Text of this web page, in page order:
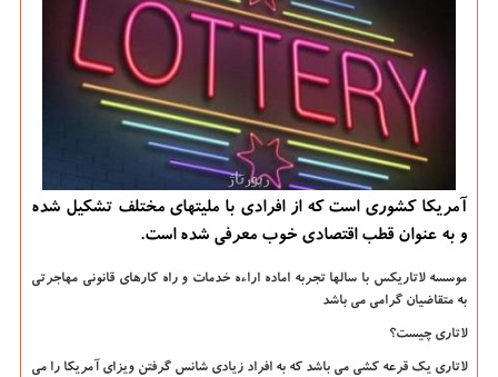
آمریكا كشوری است كه از افرادی با ملیتهای مختلف تشكیل شده
و به عنوان قطب اقتصادی خوب معرفی شده است.
موسسه لاتاریکس با سالها تجربه اماده اراءه خدمات و راه کارهای قانونی مهاجرتی
به متقاضیان گرامی می باشد
لاتاری چیست؟
لاتاری یک قرعه کشی می باشد که به افراد زیادی شانس گرفتن ویزای آمریکا را می